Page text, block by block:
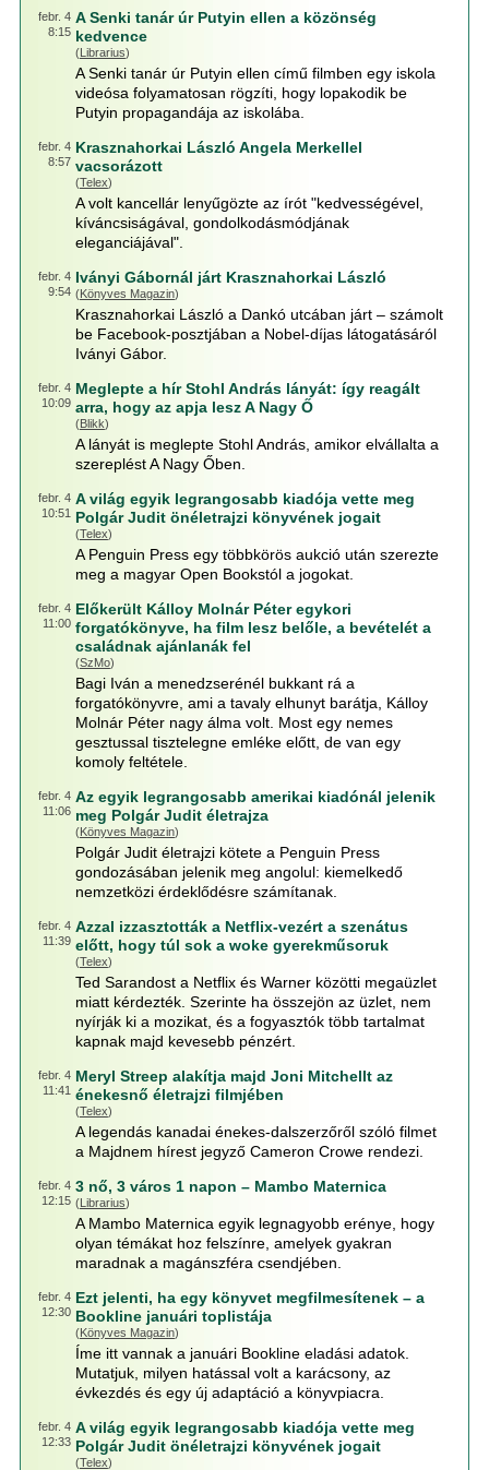
febr. 4
8:15
A Senki tanár úr Putyin ellen a közönség
kedvence
(Librarius)
A Senki tanár úr Putyin ellen című filmben egy iskola
videósa folyamatosan rögzíti, hogy lopakodik be
Putyin propagandája az iskolába.
febr. 4
8:57
Krasznahorkai László Angela Merkellel
vacsorázott
(Telex)
A volt kancellár lenyűgözte az írót "kedvességével,
kíváncsiságával, gondolkodásmódjának
eleganciájával".
febr. 4
9:54
Iványi Gábornál járt Krasznahorkai László
(Könyves Magazin)
Krasznahorkai László a Dankó utcában járt – számolt
be Facebook-posztjában a Nobel-díjas látogatásáról
Iványi Gábor.
febr. 4
10:09
Meglepte a hír Stohl András lányát: így reagált
arra, hogy az apja lesz A Nagy Ő
(Blikk)
A lányát is meglepte Stohl András, amikor elvállalta a
szereplést A Nagy Őben.
febr. 4
10:51
A világ egyik legrangosabb kiadója vette meg
Polgár Judit önéletrajzi könyvének jogait
(Telex)
A Penguin Press egy többkörös aukció után szerezte
meg a magyar Open Bookstól a jogokat.
febr. 4
11:00
Előkerült Kálloy Molnár Péter egykori
forgatókönyve, ha film lesz belőle, a bevételét a
családnak ajánlanák fel
(SzMo)
Bagi Iván a menedzserénél bukkant rá a
forgatókönyvre, ami a tavaly elhunyt barátja, Kálloy
Molnár Péter nagy álma volt. Most egy nemes
gesztussal tisztelegne emléke előtt, de van egy
komoly feltétele.
febr. 4
11:06
Az egyik legrangosabb amerikai kiadónál jelenik
meg Polgár Judit életrajza
(Könyves Magazin)
Polgár Judit életrajzi kötete a Penguin Press
gondozásában jelenik meg angolul: kiemelkedő
nemzetközi érdeklődésre számítanak.
febr. 4
11:39
Azzal izzasztották a Netflix-vezért a szenátus
előtt, hogy túl sok a woke gyerekműsoruk
(Telex)
Ted Sarandost a Netflix és Warner közötti megaüzlet
miatt kérdezték. Szerinte ha összejön az üzlet, nem
nyírják ki a mozikat, és a fogyasztók több tartalmat
kapnak majd kevesebb pénzért.
febr. 4
11:41
Meryl Streep alakítja majd Joni Mitchellt az
énekesnő életrajzi filmjében
(Telex)
A legendás kanadai énekes-dalszerzőről szóló filmet
a Majdnem hírest jegyző Cameron Crowe rendezi.
febr. 4
12:15
3 nő, 3 város 1 napon – Mambo Maternica
(Librarius)
A Mambo Maternica egyik legnagyobb erénye, hogy
olyan témákat hoz felszínre, amelyek gyakran
maradnak a magánszféra csendjében.
febr. 4
12:30
Ezt jelenti, ha egy könyvet megfilmesítenek – a
Bookline januári toplistája
(Könyves Magazin)
Íme itt vannak a januári Bookline eladási adatok.
Mutatjuk, milyen hatással volt a karácsony, az
évkezdés és egy új adaptáció a könyvpiacra.
febr. 4
12:33
A világ egyik legrangosabb kiadója vette meg
Polgár Judit önéletrajzi könyvének jogait
(Telex)